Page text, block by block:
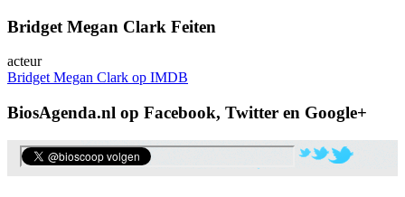
Bridget Megan Clark Feiten
acteur
Bridget Megan Clark op IMDB
BiosAgenda.nl op Facebook, Twitter en Google+